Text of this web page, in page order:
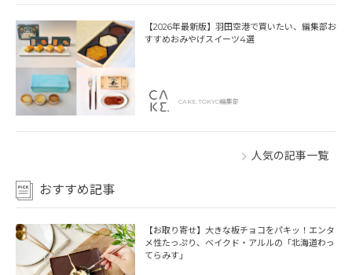
【2026年最新版】羽田空港で買いたい、編集部お
すすめおみやげスイーツ4選
CAKE.TOKYO編集部
人気の記事一覧
おすすめ記事
【お取り寄せ】大きな板チョコをパキッ！エンタ
メ性たっぷり、ベイクド・アルルの「北海道わっ
てらみす」